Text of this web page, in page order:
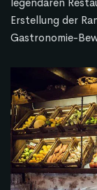
Erstellung der
Gastronomie-